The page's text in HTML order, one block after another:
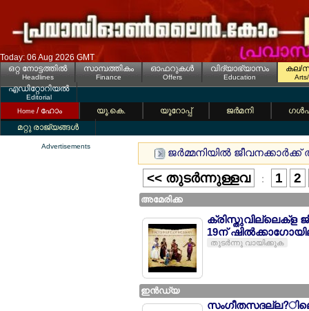
Today: 06 Aug 2026 GMT
ഒറ്റ നോട്ടത്തില്‍
Headlines
സാമ്പത്തികം
Finance
ഓഫറുകള്‍
Offers
വിദ്യാഭ്യാസം
Education
കല/
എഡിറ്റോറിയല്‍
Editorial
Home / ഹോം യൂ.കെ. യൂറോപ്പ് ജര്‍മനി
മറ്റു രാജ്യങ്ങള്‍
Advertisements
ജര്‍മ്മനിയില്‍
<< തുടര്‍ന്നുള്ളവ : 1 2
അമേരിക്ക
ക്രിസ്തുവില്ലെക്ള
19ന്
തുടര്‍ന്നു വായിക്കുക
ഇന്‍ഡ്യ